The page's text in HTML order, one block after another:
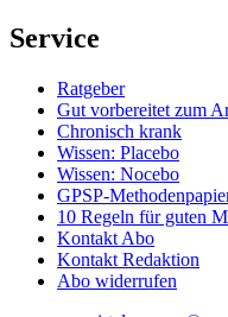
Service
Ratgeber
Gut vorbereitet zum
Chronisch krank
Wissen: Placebo
Wissen: Nocebo
GPSP-
10 Regeln für guten
Kontakt Abo
Kontakt Redaktion
Abo widerrufen